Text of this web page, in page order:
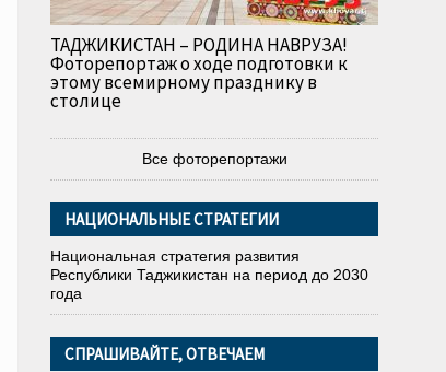
ТАДЖИКИСТАН – РОДИНА НАВРУЗА!
Фоторепортаж о ходе подготовки к
этому всемирному празднику в
столице
Все фоторепортажи
НАЦИОНАЛЬНЫЕ СТРАТЕГИИ
Национальная стратегия развития
Республики Таджикистан на период до 2030
года
СПРАШИВАЙТЕ, ОТВЕЧАЕМ